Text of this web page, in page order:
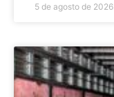
5 de agosto de 2026